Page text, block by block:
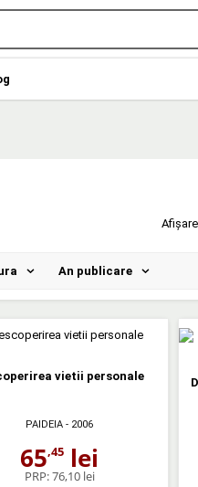
An publicare
vietii personale
PAIDEIA - 2006
65,45 lei
PRP:76,10 lei